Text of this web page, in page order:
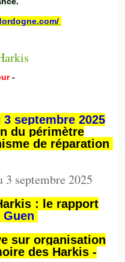
-
3 septembre 2025
du périmètre
de réparation
septembre 2025
: le rapport
Guen
sur organisation
des Harkis -